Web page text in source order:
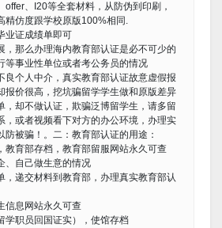
offer、I20等全套材料，从防伪到印刷，
精仿度跟学校原版100%相同.
业证成绩单即可
，那么办理海内教育部认证是必不可少的
等事业性单位或者考公务员的情况
良个人中介，真实教育部认证故意虚假报
报价很高，挖坑骗留学学生做和原版差异
，却不做认证，欺骗泛博留学生，请多留
，或者视频看下对方的办公环境，办理实
防被骗！。二：教育部认证的用途：
教育部存档，教育部留服网站永久可查
、自己做生意的情况
，递交材料到教育部，办理真实教育部认
信息网站永久可查
学职员回国证实），使馆存档